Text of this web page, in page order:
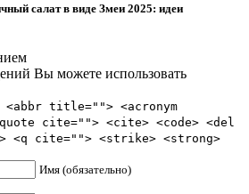
салат в виде Змеи 2025: идеи
Вы можете использовать
title=""> <acronym
cite=""> <cite> <code> <del
<q cite=""> <strike> <strong>
Имя (обязательно)